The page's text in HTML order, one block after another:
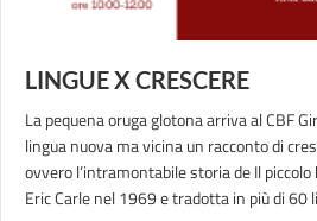
LINGUE X CRESCERE
La pequena oruga glotona arriva al CBF
lingua nuova ma vicina un racconto di
ovvero l’intramontabile storia de Il
Eric Carle nel 1969 e tradotta in più di 60